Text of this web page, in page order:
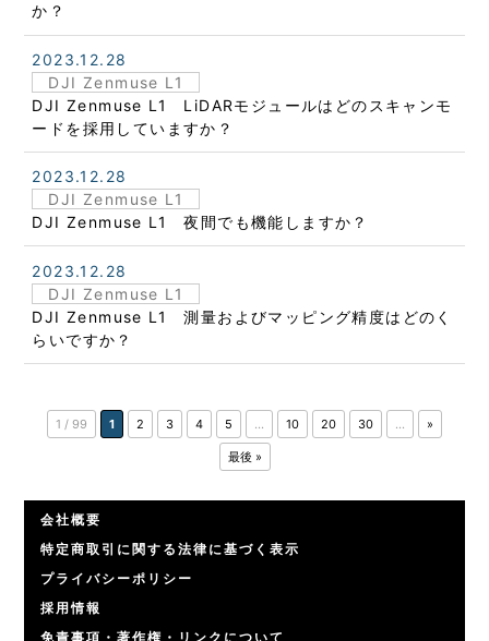
か？
2023.12.28
DJI Zenmuse L1
DJI Zenmuse L1 LiDARモジュールはどのスキャンモ
ードを採用していますか？
2023.12.28
DJI Zenmuse L1
DJI Zenmuse L1 夜間でも機能しますか？
2023.12.28
DJI Zenmuse L1
DJI Zenmuse L1 測量およびマッピング精度はどのく
らいですか？
1 / 99 1 2 3 4 5 ... 10 20 30 ... »
最後 »
会社概要
特定商取引に関する法律に基づく表示
プライバシーポリシー
採用情報
免責事項・著作権・リンクについて